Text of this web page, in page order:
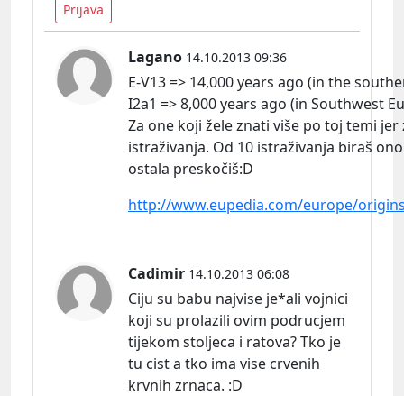
Prijava
Lagano 14.10.2013 09:36
E-V13 => 14,000 years ago (in the
I2a1 => 8,000 years ago (in Southwest
Za one koji žele znati više po toj temi
istraživanja. Od 10 istraživanja biraš
ostala preskočiš:D
http://www.eupedia.com/europe/
Cadimir 14.10.2013 06:08
Ciju su babu najvise je*ali vojnici
koji su prolazili ovim podrucjem
tijekom stoljeca i ratova? Tko je
tu cist a tko ima vise crvenih
krvnih zrnaca. :D